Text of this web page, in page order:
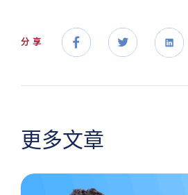
分享
更多文章